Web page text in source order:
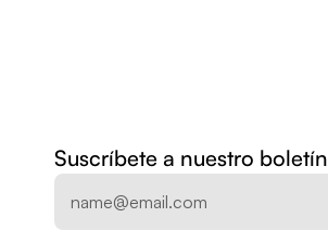
Suscríbete a nuestro boletín